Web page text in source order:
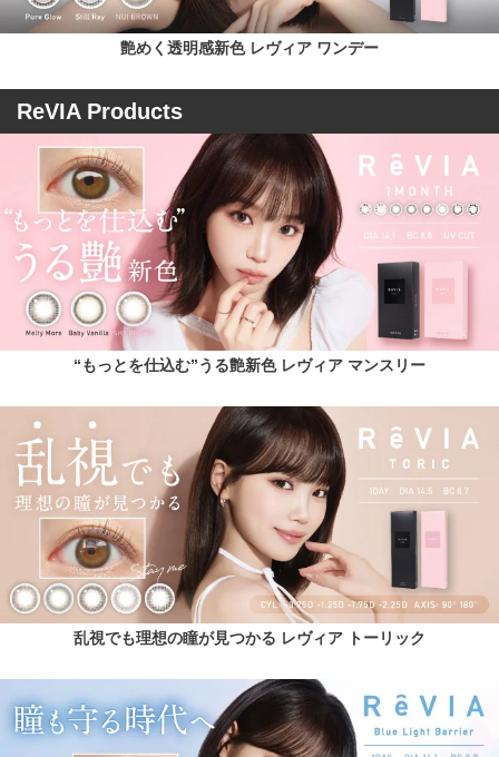
艶めく透明感新色 レヴィア ワンデー
ReVIA Products
“もっとを仕込む”うる艶新色 レヴィア マンスリー
乱視でも理想の瞳が見つかる レヴィア トーリック